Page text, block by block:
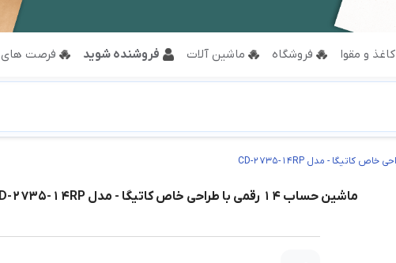
کاغذ و مقوا فروشگاه ماشین آلات فروشنده شوید فرصت
ماشین حساب 14 رقمی با طراحی خاص کاتیگا - مدل CD-2735-14RP